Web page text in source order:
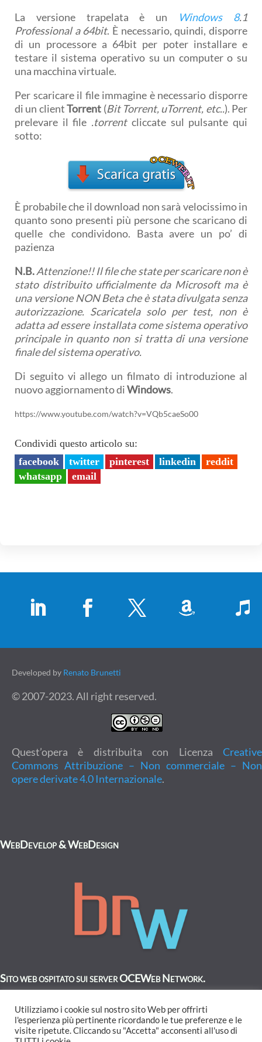
La versione trapelata è un
Windows 8.1
Professional a 64bit. È necessario, quindi, disporre
di un processore a 64bit per poter installare e
testare il sistema operativo su un computer o su
una macchina virtuale.
Per scaricare il file immagine è necessario disporre
di un clientTorrent (Bit Torrent, uTorrent, etc..). Per
prelevare il file .torrentcliccate sul pulsante qui
sotto:
È probabile che il download non sarà velocissimo in
quanto sono presenti più persone che scaricano di
quelle che condividono. Basta avere un po’ di
pazienza
N.B.Attenzione!! Il file che state per scaricare non è
stato distribuito ufficialmente da Microsoft ma è
una versione NON Beta che è stata divulgata senza
autorizzazione. Scaricatela solo per test, non è
adatta ad essere installata come sistema operativo
principale in quanto non si tratta di una versione
finale del sistema operativo.
Di seguito vi allego un filmato di introduzione al
nuovo aggiornamento diWindows.
https://www.youtube.com/watch?v=VQb5caeSo00
Condividi questo articolo su:
facebook
twitter pinterest linkedin
reddit
whatsapp
email
Developed by Renato Brunetti
© 2007-2023. All right reserved.
Quest’opera è distribuita con Licenza Creative
Commons Attribuzione – Non commerciale – Non
opere derivate 4.0 Internazionale.
WebDevelop & WebDesign
Sito web ospitato sui server OCEWeb Network.
Utilizziamo i cookie sul nostro sito Web per offrirti
l'esperienza più pertinente ricordando le tue preferenze e le
visite ripetute. Cliccando su "Accetta" acconsenti all'uso di